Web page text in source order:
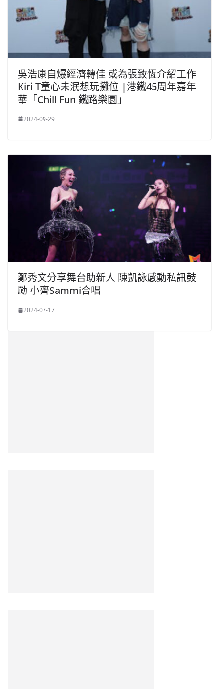
吳浩康自爆經濟轉佳 或為張致恆介紹工作
Kiri T童心未泯想玩攤位 |港鐵45周年嘉年
華「Chill Fun 鐵路樂園」
2024-09-29
鄭秀文分享舞台助新人 陳凱詠感動私訊鼓
勵 小齊Sammi合唱
2024-07-17